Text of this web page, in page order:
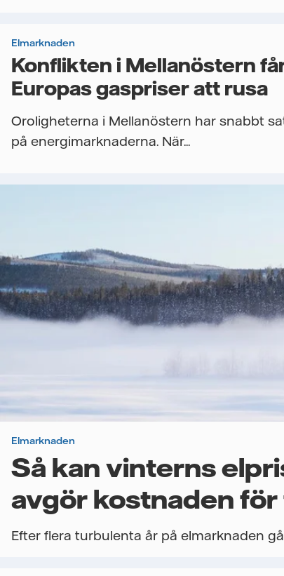
Elmarknaden
Konflikten i Mellanöstern
Europas gaspriser att rusa
Oroligheterna i Mellanöstern har snabbt
på energimarknaderna. När...
Elmarknaden
Så kan vinterns
avgör kostnaden
Efter flera turbulenta år på elmarknaden